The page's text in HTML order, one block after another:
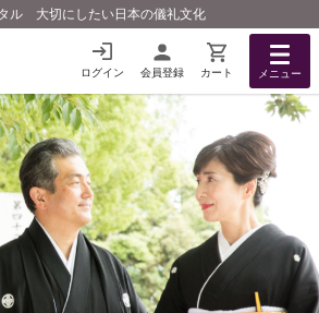
ル 大切にしたい日本の儀礼文化
ログイン 会員登録 カート メニュー